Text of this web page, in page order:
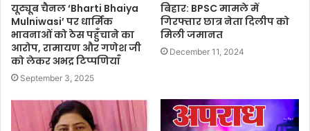
यूट्यूब चैनल ‘Bharti Bhaiya
Mulniwasi’ पर धार्मिक
भावनाओं को ठेस पहुँचाने का
आरोप, रामायण और गणेश जी
को लेकर अभद्र टिप्पणियाँ
September 3, 2025
बिहार: BPSC मामले में
गिरफ्तार छात्र नेता दिलीप को
मिली जमानत
December 11, 2024